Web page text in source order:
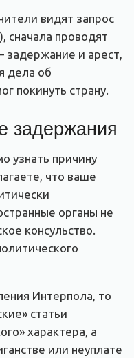
видят запрос
сначала проводят
задержание и арест,
дела об
покинуть страну.
задержания
узнать причину
что ваше
органы не
консульство.
Интерпола, то
статьи
характера, а
или неуплате